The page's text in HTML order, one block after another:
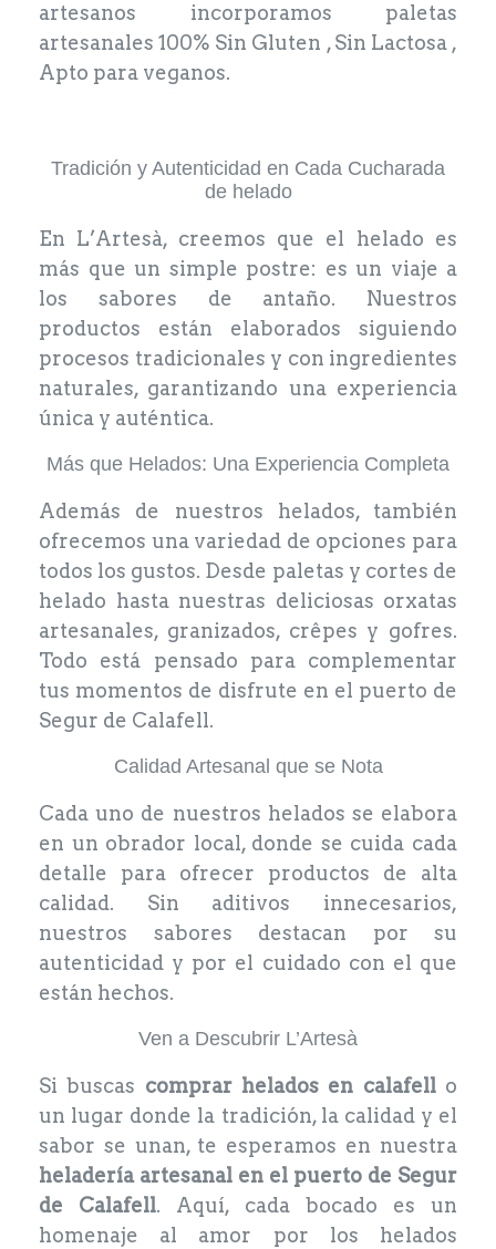
artesanos incorporamos paletas
artesanales 100% Sin Gluten , Sin Lactosa ,
Apto para veganos.
Tradición y Autenticidad en Cada Cucharada
de helado
En L’Artesà, creemos que el helado es
más que un simple postre: es un viaje a
los sabores de antaño. Nuestros
productos están elaborados siguiendo
procesos tradicionales y con ingredientes
naturales, garantizando una experiencia
única y auténtica.
Más que Helados: Una Experiencia Completa
Además de nuestros helados, también
ofrecemos una variedad de opciones para
todos los gustos. Desde paletas y cortes de
helado hasta nuestras deliciosas orxatas
artesanales, granizados, crêpes y gofres.
Todo está pensado para complementar
tus momentos de disfrute en el puerto de
Segur de Calafell.
Calidad Artesanal que se Nota
Cada uno de nuestros helados se elabora
en un obrador local, donde se cuida cada
detalle para ofrecer productos de alta
calidad. Sin aditivos innecesarios,
nuestros sabores destacan por su
autenticidad y por el cuidado con el que
están hechos.
Ven a Descubrir L’Artesà
Si buscas comprar helados en calafell o
un lugar donde la tradición, la calidad y el
sabor se unan, te esperamos en nuestra
heladería artesanal en el puerto de Segur
de Calafell. Aquí, cada bocado es un
homenaje al amor por los helados